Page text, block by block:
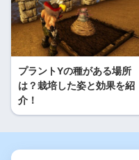
プラントYの種がある場所
は？栽培した姿と効果を紹
介！